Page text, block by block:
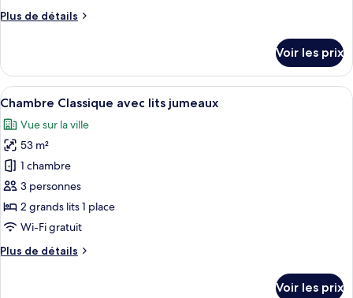
chambre :
Plus de détails
Plus
le
type
de
Suite
Voir les prix
Afficher
toutes
les
photos
pour
ce
type
de
chambre :
Chambre
Literie hypoallergénique, couette en
5
Chambre Classique avec lits jumeaux
Vue sur la ville
53 m²
1 chambre
3 personnes
2 grands lits 1 place
Wi-Fi gratuit
Plus de détails
Plus
Voir les prix